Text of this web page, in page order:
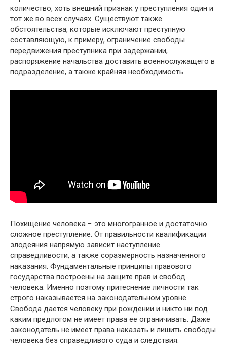
количество, хоть внешний признак у преступления один и
тот же во всех случаях. Существуют также
обстоятельства, которые исключают преступную
составляющую, к примеру, ограничение свободы
передвижения преступника при задержании,
распоряжение начальства доставить военнослужащего в
подразделение, а также крайняя необходимость.
Похищение человека − это многогранное и достаточно
сложное преступление. От правильности квалификации
злодеяния напрямую зависит наступление
справедливости, а также соразмерность назначенного
наказания. Фундаментальные принципы правового
государства построены на защите прав и свобод
человека. Именно поэтому притеснение личности так
строго наказывается на законодательном уровне.
Свобода дается человеку при рождении и никто ни под
каким предлогом не имеет права ее ограничивать. Даже
законодатель не имеет права наказать и лишить свободы
человека без справедливого суда и следствия.